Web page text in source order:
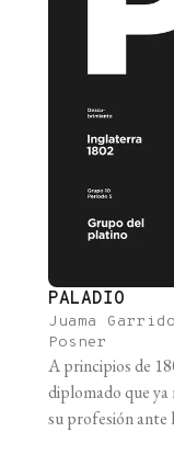
PALADIO
Juama
Posner
A principios de
diplomado que ya
su profesión ante